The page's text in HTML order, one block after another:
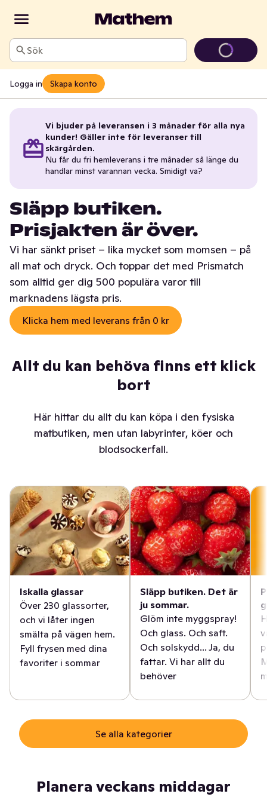
Sök
Logga in Skapa konto
Vi bjuder på leveransen i 3 månader för alla nya
kunder! Gäller inte för leveranser till
skärgården.
Nu får du fri hemleverans i tre månader så länge du
handlar minst varannan vecka. Smidigt va?
Släpp butiken.
Prisjakten är över.
Vi har sänkt priset – lika mycket som momsen – på
all mat och dryck. Och toppar det med Prismatch
som alltid ger dig 500 populära varor till
marknadens lägsta pris.
Klicka hem med leverans från 0 kr
Allt du kan behöva finns ett klick
bort
Här hittar du allt du kan köpa i den fysiska
matbutiken, men utan labyrinter, köer och
blodsockerfall.
Iskalla glassar
Över 230 glassorter,
och vi låter ingen
smälta på vägen hem.
Fyll frysen med dina
favoriter i sommar
Släpp butiken. Det är
ju sommar.
Glöm inte myggspray!
Och glass. Och saft.
Och solskydd... Ja, du
fattar. Vi har allt du
behöver
Se alla kategorier
Planera veckans middagar